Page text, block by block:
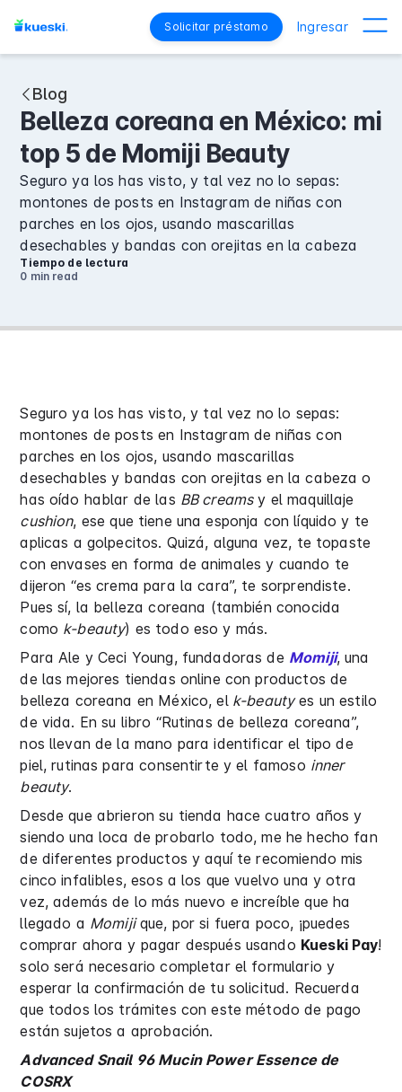
Solicitar préstamo Ingresar
Blog
Belleza coreana en México: mi
top 5 de Momiji Beauty
Seguro ya los has visto, y tal vez no lo sepas:
montones de posts en Instagram de niñas con
parches en los ojos, usando mascarillas
desechables y bandas con orejitas en la cabeza
Tiempo de lectura
0 minread
Seguro ya los has visto, y tal vez no lo sepas:
montones de posts en Instagram de niñas con
parches en los ojos, usando mascarillas
desechables y bandas con orejitas en la cabeza o
has oído hablar de las BB creamsy el maquillaje
cushion, ese que tiene una esponja con líquido y te
aplicas a golpecitos. Quizá, alguna vez, te topaste
con envases en forma de animales y cuando te
dijeron “es crema para la cara”, te sorprendiste.
Pues sí, la belleza coreana (también conocida
como k-beauty) es todo eso y más.
Para Ale y Ceci Young, fundadoras de Momiji, una
de las mejores tiendas online con productos de
belleza coreana en México, elk-beautyes un estilo
de vida. En su libro “Rutinas de belleza coreana”,
nos llevan de la mano para identificar el tipo de
piel, rutinas para consentirte y el famoso inner
beauty.
Desde que abrieron su tienda hace cuatro años y
siendo una loca de probarlo todo, me he hecho fan
de diferentes productos y aquí te recomiendo mis
cinco infalibles, esos a los que vuelvo una y otra
vez, además de lo más nuevo e increíble que ha
llegado a Momijique, por si fuera poco, ¡puedes
comprar ahora y pagar después usando Kueski Pay!
solo será necesario completar el formulario y
esperar la confirmación de tu solicitud. Recuerda
que todos los trámites con este método de pago
están sujetos a aprobación.
Advanced Snail 96 Mucin Power Essence de
COSRX